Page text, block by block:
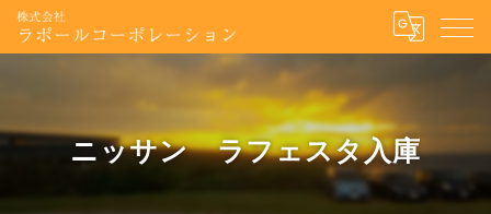
ニッサン ラフェスタ入庫